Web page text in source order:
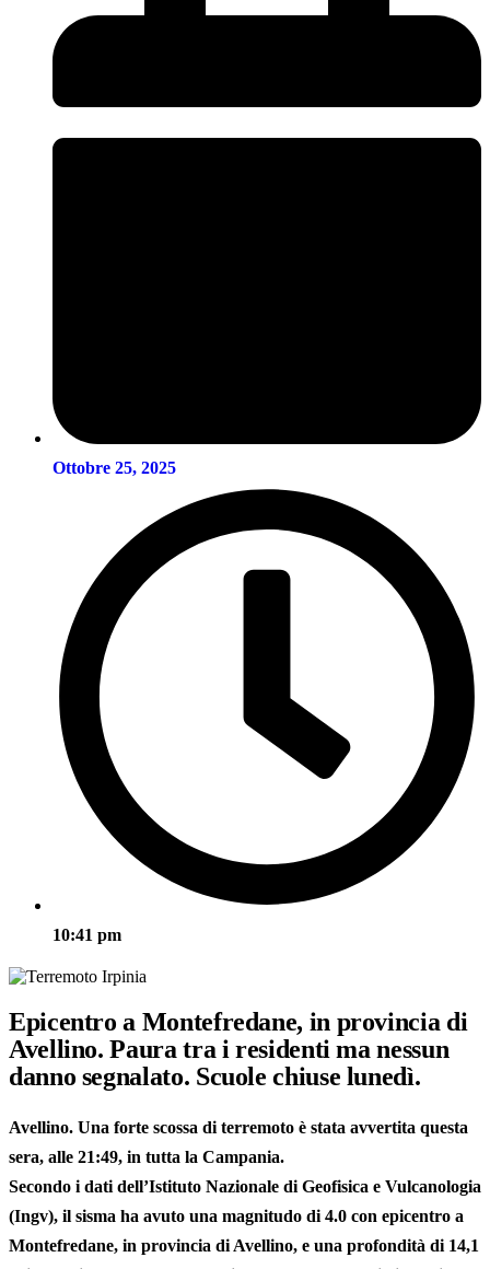
Ottobre 25, 2025
10:41 pm
Epicentro a Montefredane, in provincia di
Avellino. Paura tra i residenti ma nessun
danno segnalato. Scuole chiuse lunedì.
Avellino. Una forte scossa di terremoto è stata avvertita questa
sera, alle 21:49, in tutta la Campania.
Secondo i dati dell’Istituto Nazionale di Geofisica e Vulcanologia
(Ingv), il sisma ha avuto una magnitudo di 4.0 con epicentro a
Montefredane, in provincia di Avellino, e una profondità di 14,1